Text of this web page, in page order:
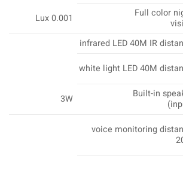
Full color
0.001 Lux
infrared LED 40M IR
white light LED 40M
Built-in
3W
voice monitoring